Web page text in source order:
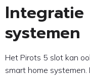
Integratie
systemen
Het Pirots 5 slot kan
smart home